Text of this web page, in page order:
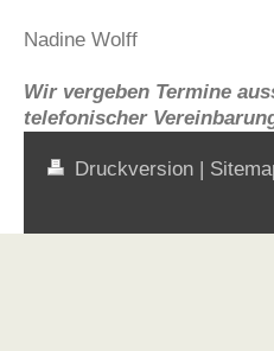
Nadine Wolff
Wir vergeben Termine
telefonischer
Druckversion |